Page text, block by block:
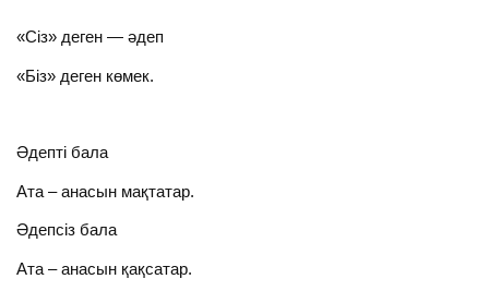
«Сіз» деген — әдеп
«Біз» деген көмек.
Әдепті бала
Ата – анасын мақтатар.
Әдепсіз бала
Ата – анасын қақсатар.